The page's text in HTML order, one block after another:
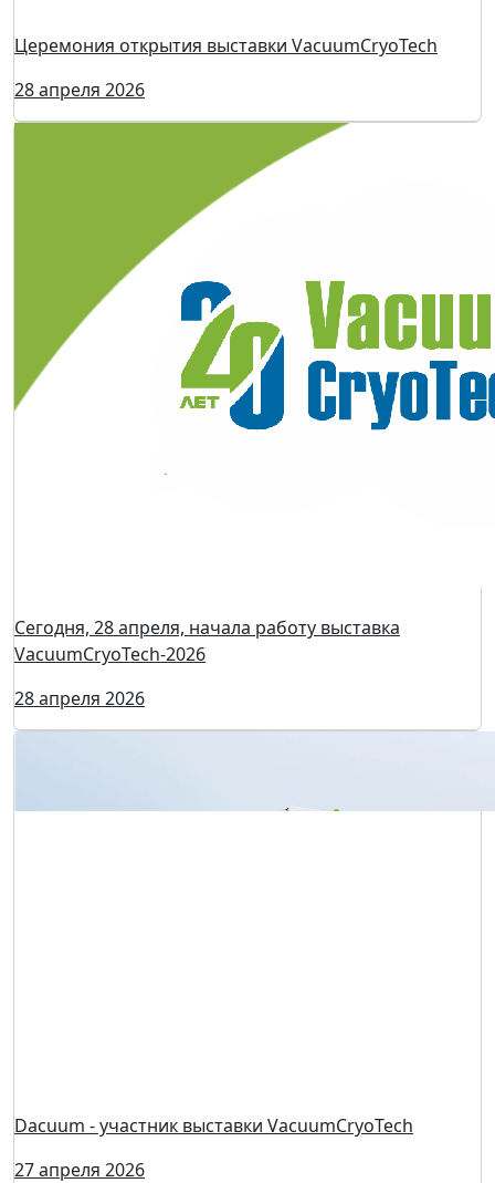
Стартовала стратегическая пленарная сессия
«Формирование рынка вакуумного оборудования —
вызовы и возможности»
28 апреля 2026
Церемония открытия выставки VacuumCryoTech
28 апреля 2026